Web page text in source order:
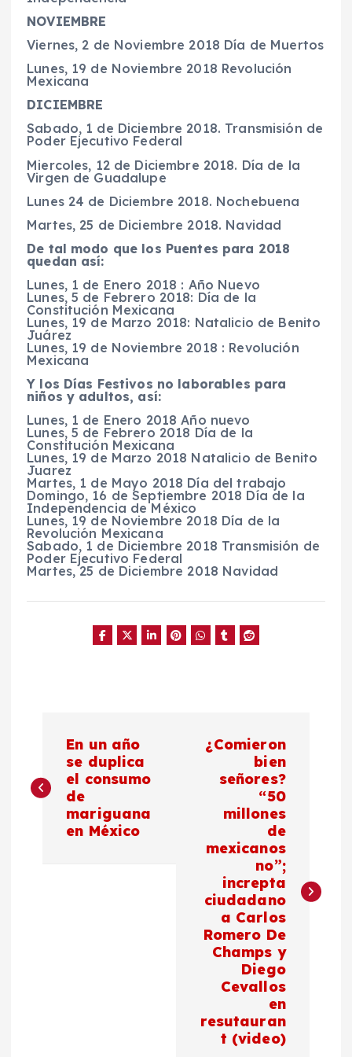
NOVIEMBRE
Viernes, 2 de Noviembre 2018 Día de Muertos
Lunes, 19 de Noviembre 2018 Revolución
Mexicana
DICIEMBRE
Sabado, 1 de Diciembre 2018. Transmisión de
Poder Ejecutivo Federal
Miercoles, 12 de Diciembre 2018. Día de la
Virgen de Guadalupe
Lunes 24 de Diciembre 2018. Nochebuena
Martes, 25 de Diciembre 2018. Navidad
De tal modo que los Puentes para 2018
quedan así:
Lunes, 1 de Enero 2018 : Año Nuevo
Lunes, 5 de Febrero 2018: Día de la
Constitución Mexicana
Lunes, 19 de Marzo 2018: Natalicio de Benito
Juárez
Lunes, 19 de Noviembre 2018 : Revolución
Mexicana
Y los Días Festivos no laborables para
niños y adultos, así:
Lunes, 1 de Enero 2018 Año nuevo
Lunes, 5 de Febrero 2018 Día de la
Constitución Mexicana
Lunes, 19 de Marzo 2018 Natalicio de Benito
Juarez
Martes, 1 de Mayo 2018 Día del trabajo
Domingo, 16 de Septiembre 2018 Día de la
Independencia de México
Lunes, 19 de Noviembre 2018 Día de la
Revolución Mexicana
Sabado, 1 de Diciembre 2018 Transmisión de
Poder Ejecutivo Federal
Martes, 25 de Diciembre 2018 Navidad
a
v
En un año
se duplica
el consumo
de
mariguana
en México
¿Comieron
bien
señores?
“50
millones
de
mexicanos
no”;
increpta
ciudadano
a Carlos
Romero De
Champs y
Diego
Cevallos
en
resutauran
t (video)